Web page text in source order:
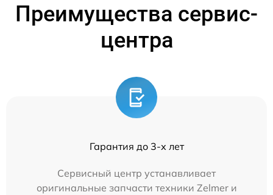
Преимущества сервис-
центра
Гарантия до 3-х лет
Сервисный центр устанавливает
оригинальные запчасти техники Zelmer и